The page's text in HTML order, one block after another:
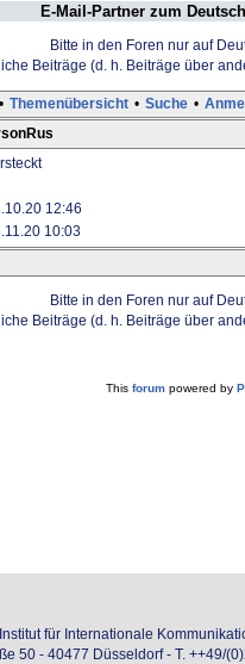
E-Mail-Partner zum
Bitte in den Foren nur auf
Beiträge (d. h. Beiträge über
• Themenübersicht • Suche •
12:46
10:03
Bitte in den Foren nur auf
Beiträge (d. h. Beiträge über
This forumpowered by
Institut für Internationale
50 - 40477 Düsseldorf - T. ++49/